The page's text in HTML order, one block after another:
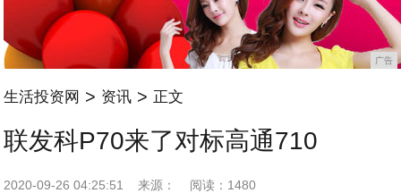
广告
生活投资网 > 资讯 > 正文
联发科P70来了对标高通710
2020-09-26 04:25:51 来源：
阅读：1480